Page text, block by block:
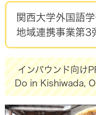
関西大学外国語
地域連携事業第3
インバウンド向け
Do in Kishiwada,